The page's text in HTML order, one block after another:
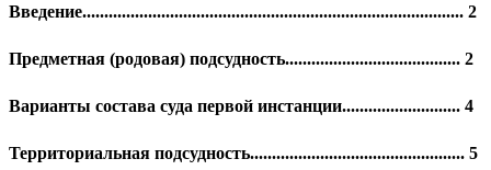
Введение....................................................................................... 2
Предметная (родовая) подсудность........................................ 2
Варианты состава суда первой инстанции........................... 4
Территориальная подсудность................................................. 5